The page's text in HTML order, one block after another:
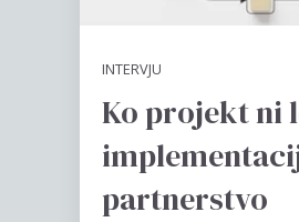
INTERVJU
Ko projekt ni
partnerstvo